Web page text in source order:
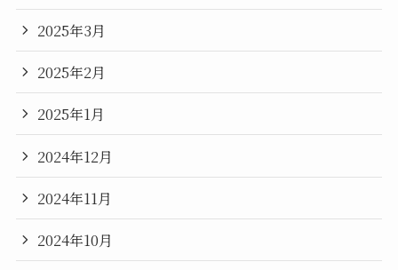
2025年3月
2025年2月
2025年1月
2024年12月
2024年11月
2024年10月